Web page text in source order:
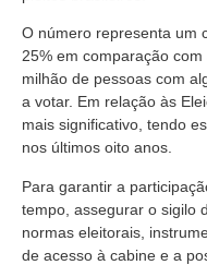
O número representa um
25% em comparação
milhão de pessoas com
a votar. Em relação às
mais significativo, tendo
nos últimos oito anos.
Para garantir a
tempo, assegurar o sigilo
normas eleitorais,
de acesso à cabine e a